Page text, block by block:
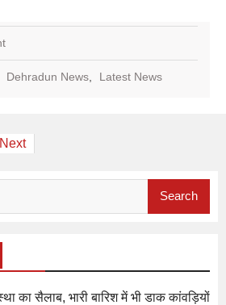
Dehradun News Latest News
Next
का सैलाब, भारी बारिश में भी डाक कांवड़ियों